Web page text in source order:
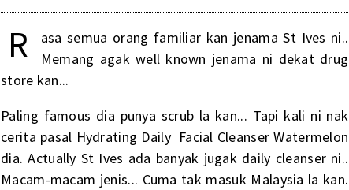
R
asa semua orang familiar kan jenama St Ives ni..
Memang agak well known jenama ni dekat drug
store kan...
Paling famous dia punya scrub la kan... Tapi kali ni nak
cerita pasal Hydrating Daily Facial Cleanser Watermelon
dia. Actually St Ives ada banyak jugak daily cleanser ni..
Macam-macam jenis... Cuma tak masuk Malaysia la kan.